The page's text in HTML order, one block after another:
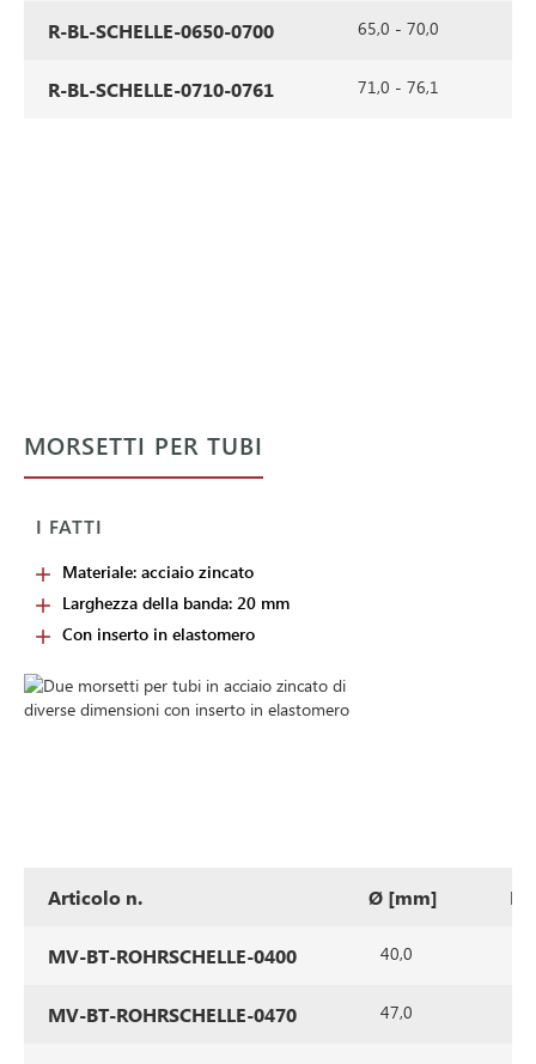
R-BL-SCHELLE-0650-0700 65,0 - 70,0
R-BL-SCHELLE-0710-0761 71,0 - 76,1
MORSETTI PER TUBI
I FATTI
Materiale: acciaio zincato
Larghezza della banda: 20 mm
Con inserto in elastomero
Articolo n. Ø [mm]
MV-BT-ROHRSCHELLE-0400 40,0
MV-BT-ROHRSCHELLE-0470 47,0